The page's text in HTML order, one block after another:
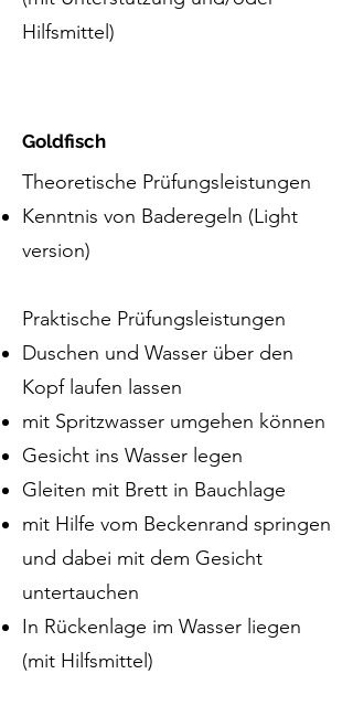
Hilfsmittel)
Goldfisch
Theoretische Prüfungsleistungen
Kenntnis von Baderegeln (Light
version)
Praktische Prüfungsleistungen
Duschen und Wasser über den
Kopf laufen lassen
mit Spritzwasser umgehen können
Gesicht ins Wasser legen
Gleiten mit Brett in Bauchlage
mit Hilfe vom Beckenrand springen
und dabei mit dem Gesicht
untertauchen
In Rückenlage im Wasser liegen
(mit Hilfsmittel)